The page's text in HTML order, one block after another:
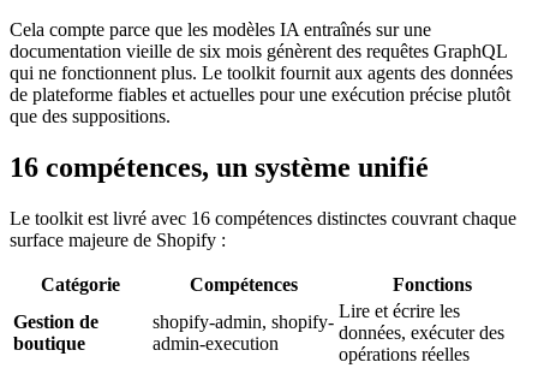
Cela compte parce que les modèles IA entraînés sur une
documentation vieille de six mois génèrent des requêtes GraphQL
qui ne fonctionnent plus. Le toolkit fournit aux agents des données
de plateforme fiables et actuelles pour une exécution précise plutôt
que des suppositions.
16 compétences, un système unifié
Le toolkit est livré avec 16 compétences distinctes couvrant chaque
surface majeure de Shopify :
Catégorie Compétences
Fonctions
Gestion de
boutique
shopify-admin, shopify-
admin-execution
Lire et écrire les
données, exécuter des
opérations réelles